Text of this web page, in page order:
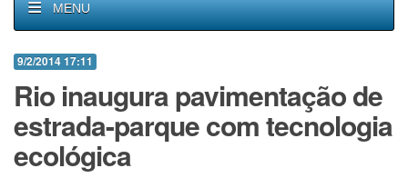
MENU
9/2/2014 17:11
Rio inaugura pavimentação de
estrada-parque com tecnologia
ecológica